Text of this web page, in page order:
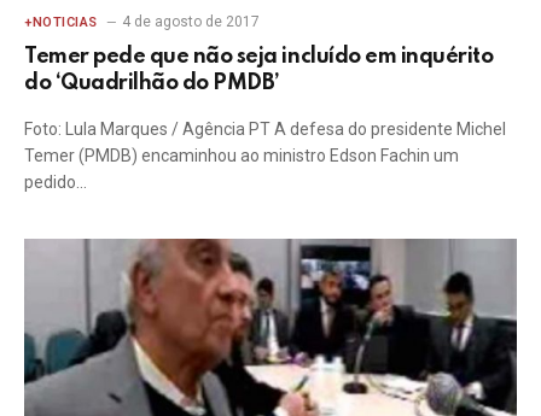
+NOTICIAS 4 de agosto de 2017
Temer pede que não seja incluído em inquérito
do ‘Quadrilhão do PMDB’
Foto: Lula Marques / Agência PT A defesa do presidente Michel
Temer (PMDB) encaminhou ao ministro Edson Fachin um
pedido…